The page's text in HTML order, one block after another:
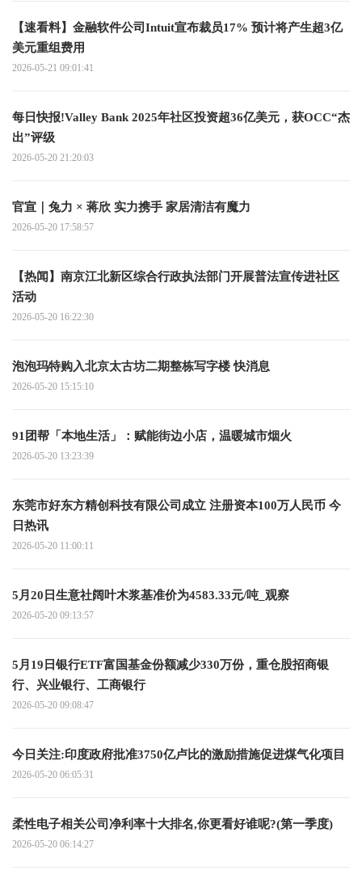
【速看料】金融软件公司Intuit宣布裁员17% 预计将产生超3亿
美元重组费用
2026-05-21 09:01:41
每日快报!Valley Bank 2025年社区投资超36亿美元，获OCC“杰
出”评级
2026-05-20 21:20:03
官宣｜兔力 × 蒋欣 实力携手 家居清洁有魔力
2026-05-20 17:58:57
【热闻】南京江北新区综合行政执法部门开展普法宣传进社区
活动
2026-05-20 16:22:30
泡泡玛特购入北京太古坊二期整栋写字楼 快消息
2026-05-20 15:15:10
91团帮「本地生活」：赋能街边小店，温暖城市烟火
2026-05-20 13:23:39
东莞市好东方精创科技有限公司成立 注册资本100万人民币 今
日热讯
2026-05-20 11:00:11
5月20日生意社阔叶木浆基准价为4583.33元/吨_观察
2026-05-20 09:13:57
5月19日银行ETF富国基金份额减少330万份，重仓股招商银
行、兴业银行、工商银行
2026-05-20 09:08:47
今日关注:印度政府批准3750亿卢比的激励措施促进煤气化项目
2026-05-20 06:05:31
柔性电子相关公司净利率十大排名,你更看好谁呢?(第一季度)
2026-05-20 06:14:27